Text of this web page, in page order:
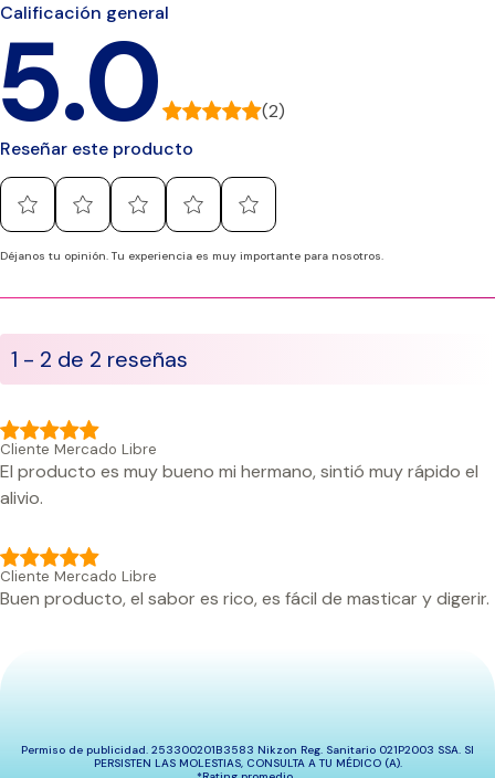
Calificación general
5.0
(2)
Reseñar este producto
Déjanos tu opinión. Tu experiencia es muy importante para nosotros.
1 - 2 de 2 reseñas
Cliente Mercado Libre
El producto es muy bueno mi hermano, sintió muy rápido el
alivio.
Cliente Mercado Libre
Buen producto, el sabor es rico, es fácil de masticar y digerir.
Permiso de publicidad. 253300201B3583 Nikzon Reg. Sanitario 021P2003 SSA. SI
PERSISTEN LAS MOLESTIAS, CONSULTA A TU MÉDICO (A).